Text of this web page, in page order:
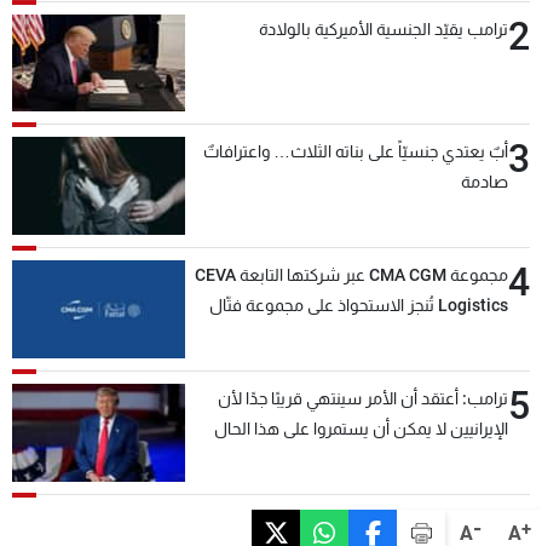
A+
A-
2ترامب يقيّد الجنسية الأميركية بالولادة
3أبٌ يعتدي جنسيّاً على بناته الثلاث… واعترافاتٌ
صادمة
4
مجموعة CMA CGM عبر شركتها التابعة CEVA
Logistics تُنجز الاستحواذ على مجموعة فتّال
5ترامب: أعتقد أن الأمر سينتهي قريبًا جدًا لأن
الإيرانيين لا يمكن أن يستمروا على هذا الحال